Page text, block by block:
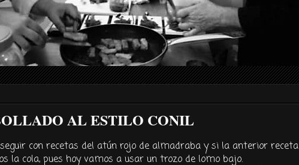
AL ESTILO CONIL
con recetas del atún rojo de almadraba y si la anterior receta
la cola, pues hoy vamos a usar un trozo de lomo bajo.